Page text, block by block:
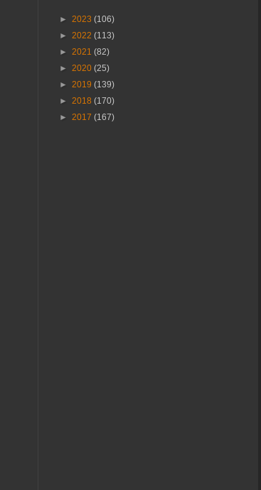
► 2023 (106)
► 2022 (113)
► 2021 (82)
► 2020 (25)
► 2019 (139)
► 2018 (170)
► 2017 (167)